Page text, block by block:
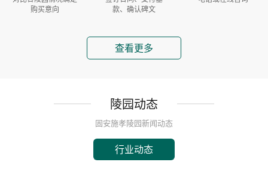
购买意向
款、确认碑文
查看更多
陵园动态
固安施孝陵园新闻动态
行业动态